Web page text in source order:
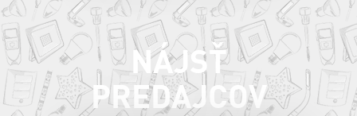
NÁJSŤ
PREDAJCOV